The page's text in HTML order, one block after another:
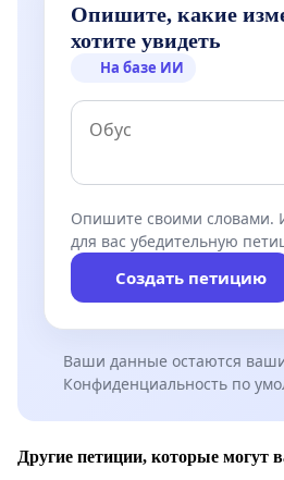
Опишите, какие
хотите увидеть
На базе ИИ
Опишите своими словами.
для вас убедительную
Создать петицию
Ваши данные остаются
Конфиденциальность по
Другие петиции, которые могут